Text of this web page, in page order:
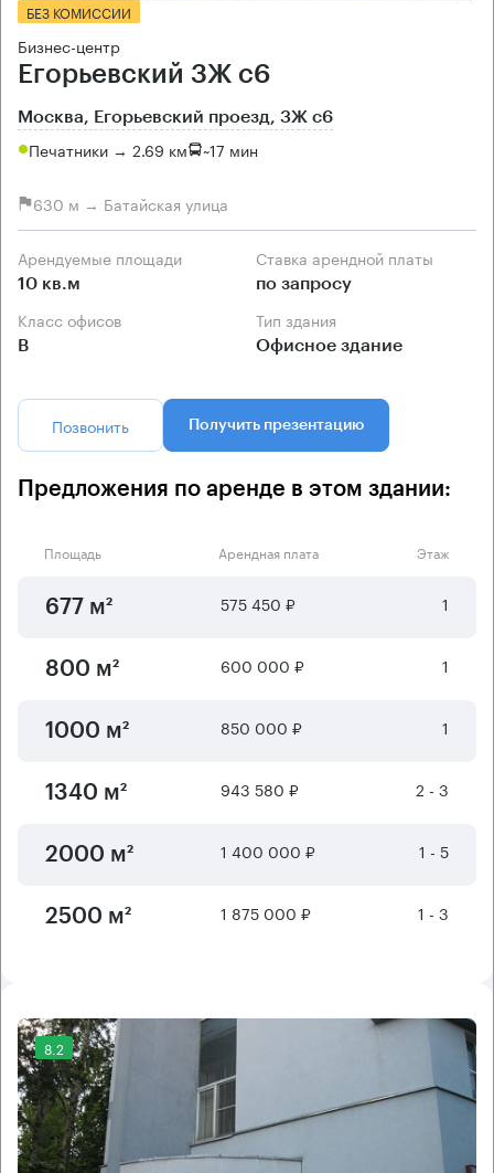
БЕЗ КОМИССИИ
Бизнес-центр
Егорьевский 3Ж с6
Москва, Егорьевский проезд, 3Ж с6
Печатники → 2.69 км ~17 мин
630 м → Батайская улица
Арендуемые площади
10 кв.м
Ставка арендной платы
по запросу
Класс офисов
B
Тип здания
Офисное здание
Позвонить Получить презентацию
Предложения по аренде в этом здании:
Площадь Арендная плата Этаж
677 м² 575 450 ₽ 1
800 м² 600 000 ₽ 1
1000 м² 850 000 ₽ 1
1340 м² 943 580 ₽ 2 - 3
2000 м² 1 400 000 ₽ 1 - 5
2500 м² 1 875 000 ₽ 1 - 3
8.2